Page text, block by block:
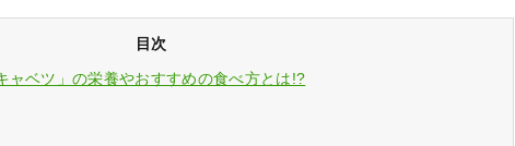
目次
ベツ」の栄養やおすすめの食べ方とは!?